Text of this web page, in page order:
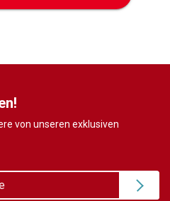
von unseren exklusiven